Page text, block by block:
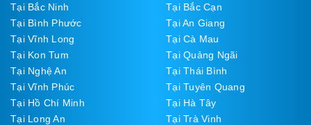
Tại Bắc Ninh
Tại Bắc Cạn
Tại Bình Phước
Tại An Giang
Tại Vĩnh Long
Tại Cà Mau
Tại Kon Tum
Tại Quảng Ngãi
Tại Nghệ An
Tại Thái Bình
Tại Vĩnh Phúc
Tại Tuyên Quang
Tại Hồ Chí Minh
Tại Hà Tây
Tại Long An
Tại Trà Vinh